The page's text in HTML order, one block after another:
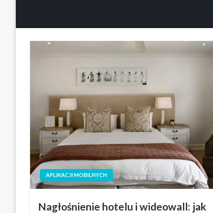
APLIKACJI MOBILNYCH
Nagłośnienie hotelu i wideowall: jak